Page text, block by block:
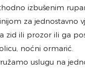
izbušenim
za jednostavno
zid ili prozor ili ga
noćni ormarić.
uslugu na